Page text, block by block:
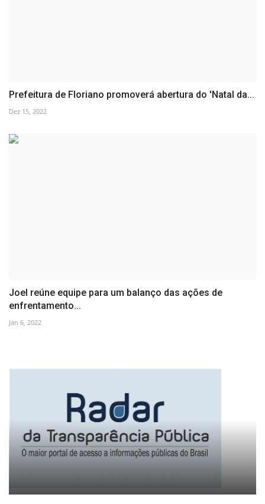
Prefeitura de Floriano promoverá abertura do 'Natal da...
Dez 15, 2022
Joel reúne equipe para um balanço das ações de
enfrentamento...
Jan 6, 2022